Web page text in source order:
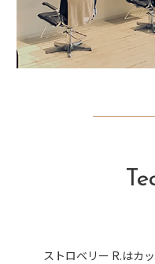
ストロベリー R.はカ